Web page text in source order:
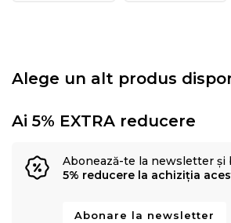
Alege un alt produs
Ai 5% EXTRA reducere
Abonează-te la newsletter și
5% reducere la achiziția
Abonare la newsletter